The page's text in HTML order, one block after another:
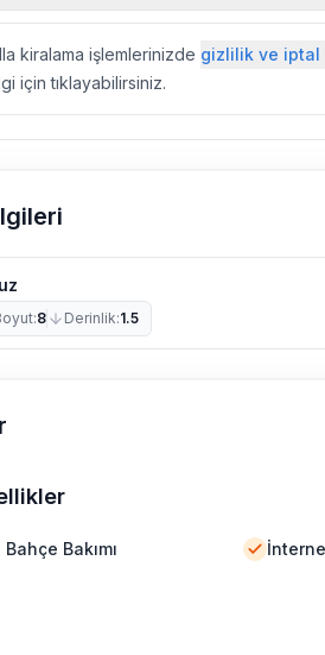
yapılmaktadır. Buna rağmen
bulunma ihtimali vardır.
bulunmuş olduğu bölgelerde
kiralama işlemlerinizde gizlilik ve iptal
için tıklayabilirsiniz.
:8 Derinlik:1.5
Bakımı